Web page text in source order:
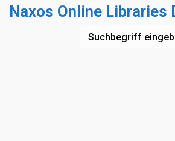
Zum Hauptinhalt springen
Naxos Online Libraries